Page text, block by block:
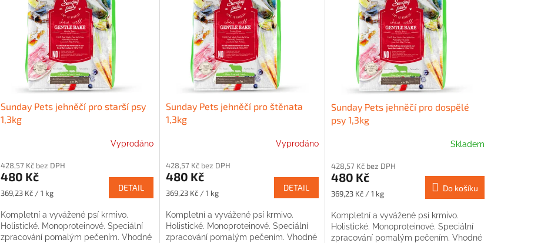
Sunday Pets jehněčí pro starší psy
1,3kg
Vyprodáno
428,57 Kč bez DPH
480 Kč
Měrná
369,23 Kč / 1 kg
DETAIL
Kompletní a vyvážené psí krmivo.
Holistické. Monoproteinové. Speciální
zpracování pomalým pečením. Vhodné
Sunday Pets jehněčí pro štěnata
1,3kg
Vyprodáno
428,57 Kč bez DPH
480 Kč
Měrná
369,23 Kč / 1 kg
DETAIL
Kompletní a vyvážené psí krmivo.
Holistické. Monoproteinové. Speciální
zpracování pomalým pečením. Vhodné
Sunday Pets jehněčí pro dospělé
psy 1,3kg
Skladem
428,57 Kč bez DPH
480 Kč
Měrná
369,23 Kč / 1 kg
Do košíku
Kompletní a vyvážené psí krmivo.
Holistické. Monoproteinové. Speciální
zpracování pomalým pečením. Vhodné